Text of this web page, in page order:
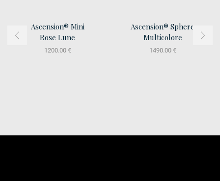
Ascension® Mini
Rose Lune
1200.00 €
Ascension® Sphere
Multicolore
1490.00 €